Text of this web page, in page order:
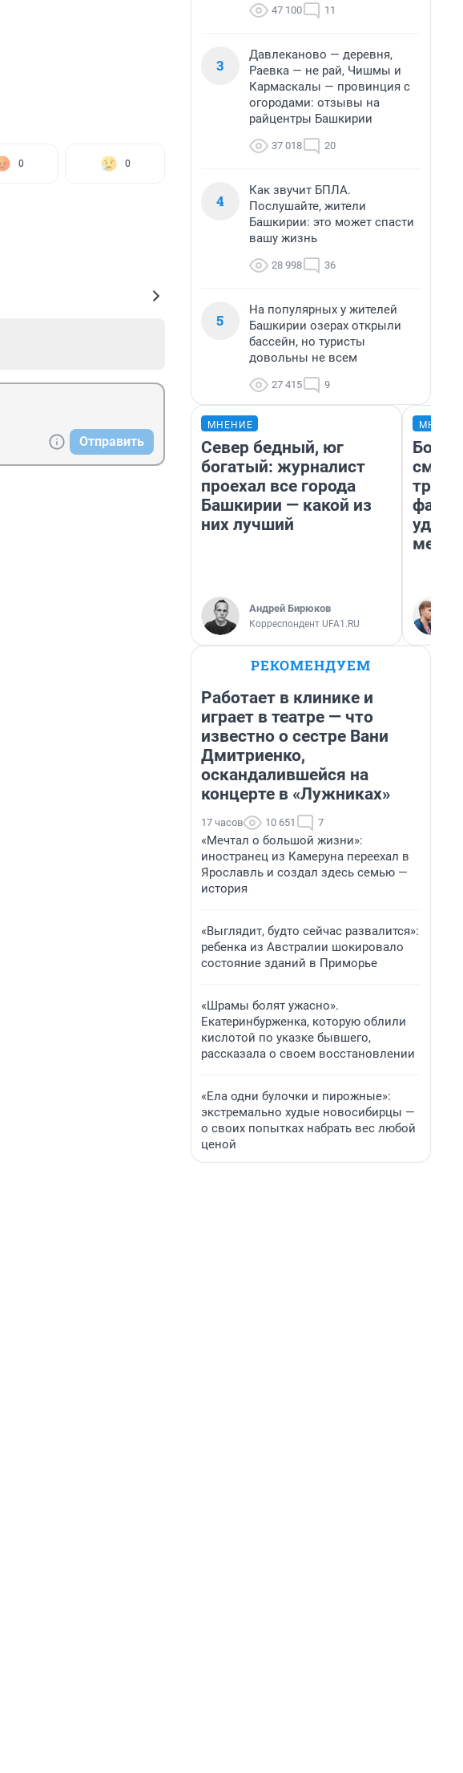
0 0
Отправить
47 100 11
3
Давлеканово — деревня,
Раевка — не рай, Чишмы и
Кармаскалы — провинция с
огородами: отзывы на
райцентры Башкирии
37 018 20
4
Как звучит БПЛА.
Послушайте, жители
Башкирии: это может спасти
вашу жизнь
28 998 36
5
На популярных у жителей
Башкирии озерах открыли
бассейн, но туристы
довольны не всем
27 415 9
МНЕНИЕ
Север бедный, юг
богатый: журналист
проехал все города
Башкирии — какой из
них лучший
Андрей Бирюков
Корреспондент UFA1.RU
месте
РЕКОМЕНДУЕМ
Работает в клинике и
играет в театре — что
известно о сестре Вани
Дмитриенко,
оскандалившейся на
концерте в «Лужниках»
17 часов 10 651 7
«Мечтал о большой жизни»:
иностранец из Камеруна переехал в
Ярославль и создал здесь семью —
история
«Выглядит, будто сейчас развалится»:
ребенка из Австралии шокировало
состояние зданий в Приморье
«Шрамы болят ужасно».
Екатеринбурженка, которую облили
кислотой по указке бывшего,
рассказала о своем восстановлении
«Ела одни булочки и пирожные»:
экстремально худые новосибирцы —
о своих попытках набрать вес любой
ценой